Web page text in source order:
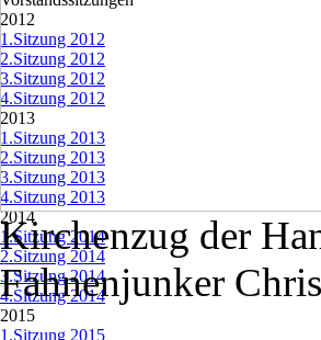
2012
1.Sitzung 2012
2.Sitzung 2012
3.Sitzung 2012
4.Sitzung 2012
2013
1.Sitzung 2013
2.Sitzung 2013
3.Sitzung 2013
4.Sitzung 2013
2014▼
1.Sitzung 2014
2.Sitzung 2014
3.Sitzung 2014
4.Sitzung 2014
2015
1.Sitzung 2015
Kirchenzug der
Fahnenjunker